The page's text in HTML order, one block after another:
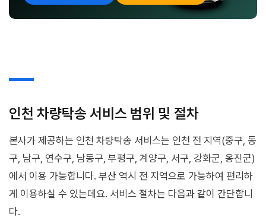
인천 차량탁송 서비스 범위 및 절차
본사가 제공하는 인천 차량탁송 서비스는 인천 전 지역(중구, 동
구, 남구, 연수구, 남동구, 부평구, 계양구, 서구, 강화군, 옹진군)
에서 이용 가능합니다. 부산 역시 전 지역으로 가능하여 편리하
게 이용하실 수 있는데요. 서비스 절차는 다음과 같이 간단합니
다.